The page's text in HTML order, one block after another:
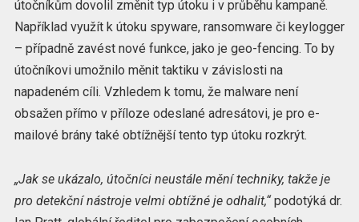
útočníkům dovolil změnit typ útoku i v průběhu kampaně.
Například využít k útoku spyware, ransomware či keylogger
– případně zavést nové funkce, jako je geo-fencing. To by
útočníkovi umožnilo měnit taktiku v závislosti na
napadeném cíli. Vzhledem k tomu, že malware není
obsažen přímo v příloze odeslané adresátovi, je pro e-
mailové brány také obtížnější tento typ útoku rozkrýt.
„Jak se ukázalo, útočníci neustále mění techniky, takže je
pro detekční nástroje velmi obtížné je odhalit,“podotýká dr.